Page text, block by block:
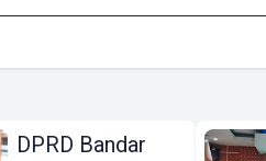
DPRD Bandar